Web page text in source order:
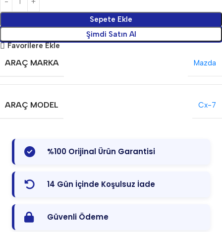
Sepete Ekle
Şimdi Satın Al
Favorilere Ekle
ARAÇ MARKA Mazda
ARAÇ MODEL Cx-7
%100 Orijinal Ürün Garantisi
14 Gün İçinde Koşulsuz İade
Güvenli Ödeme